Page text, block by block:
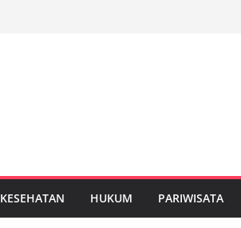
KESEHATAN HUKUM PARIWISATA